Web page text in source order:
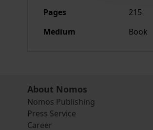
Pages
215
Medium
Book
About Nomos
Nomos Publishing
Press Service
Career